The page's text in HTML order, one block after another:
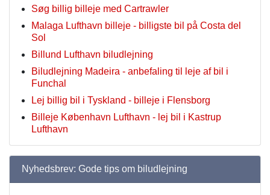
Søg billig billeje med Cartrawler
Malaga Lufthavn billeje - billigste bil på Costa del
Sol
Billund Lufthavn biludlejning
Biludlejning Madeira - anbefaling til leje af bil i
Funchal
Lej billig bil i Tyskland - billeje i Flensborg
Billeje København Lufthavn - lej bil i Kastrup
Lufthavn
Nyhedsbrev: Gode tips om biludlejning